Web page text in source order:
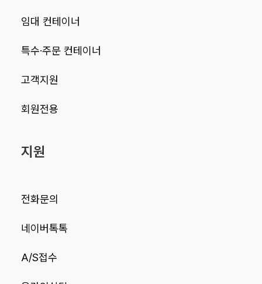
임대 컨테이너
특수·주문 컨테이너
고객지원
회원전용
지원
전화문의
네이버톡톡
A/S접수